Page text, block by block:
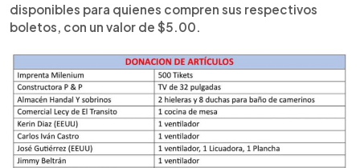
disponibles para quienes compren sus respectivos
boletos, con un valor de $5.00.